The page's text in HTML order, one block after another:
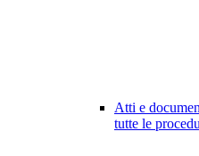
Atti e
tutte le